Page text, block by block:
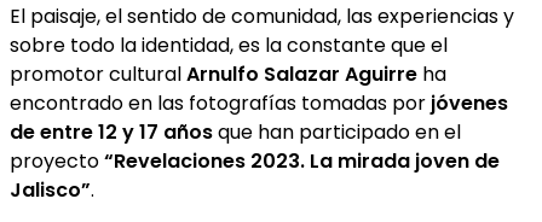
El paisaje, el sentido de comunidad, las experiencias y
sobre todo la identidad, es la constante que el
promotor culturalArnulfo Salazar Aguirre ha
encontrado en las fotografías tomadas por jóvenes
de entre 12 y 17 añosque han participado en el
proyecto“Revelaciones 2023. La mirada joven de
Jalisco”.